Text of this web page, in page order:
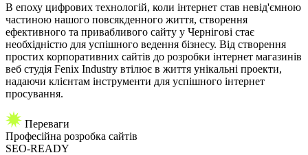
В епоху цифрових технологій, коли інтернет став невід'ємною
частиною нашого повсякденного життя, створення
ефективного та привабливого сайту у Чернігові стає
необхідністю для успішного ведення бізнесу. Від створення
простих корпоративних сайтів до розробки інтернет магазинів
веб студія Fenix Industry втілює в життя унікальні проекти,
надаючи клієнтам інструменти для успішного інтернет
просування.
Переваги
Професійна розробка сайтів
SEO-READY